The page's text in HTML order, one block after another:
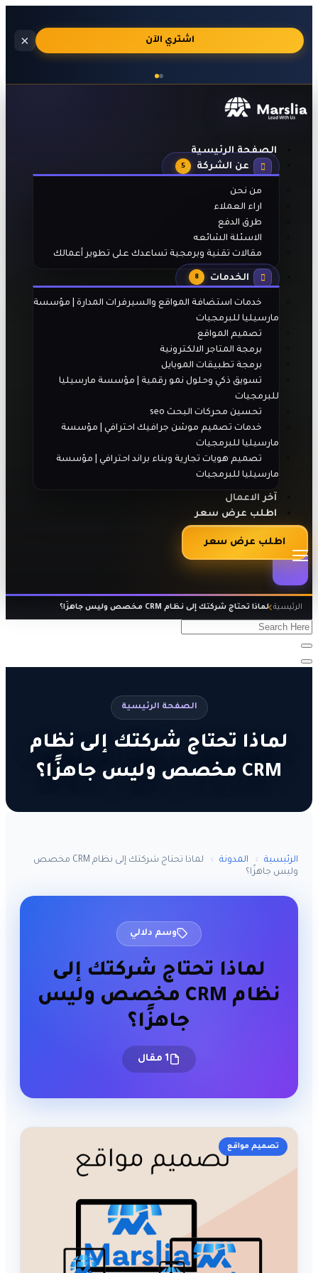
🔥
جنية
لفترة
اشتري الآن ×
الصفحة الرئيسية
عن الشركة
5
من نحن
اراء العملاء
طرق الدفع
الاسئلة الشائعه
مقالات تقنية وبرمجية تساعدك على تطوير أعمالك
الخدمات 8
خدمات استضافة المواقع والسيرفرات المدارة | مؤسسة
مارسيليا للبرمجيات
تصميم المواقع
برمجة المتاجر الالكترونية
برمجة تطبيقات الموبايل
تسويق ذكي وحلول نمو رقمية | مؤسسة مارسيليا
للبرمجيات
تحسين محركات البحث seo
خدمات تصميم موشن جرافيك احترافي | مؤسسة
مارسيليا للبرمجيات
تصميم هويات تجارية وبناء براند احترافي | مؤسسة
مارسيليا للبرمجيات
آخر الاعمال
اطلب عرض سعر
اطلب عرض سعر
الرئيسية لماذا تحتاج شركتك إلى نظام CRM مخصص وليس جاهزًا؟
الصفحة الرئيسية
لماذا تحتاج شركتك إلى نظام
CRM مخصص وليس جاهزًا؟
الرئيسية › المدونة ›
لماذا تحتاج شركتك إلى نظام CRM مخصص
وليس جاهزًا؟
وسم دلالي
لماذا تحتاج شركتك إلى
نظام CRM مخصص وليس
جاهزًا؟
1 مقال
تصميم مواقع